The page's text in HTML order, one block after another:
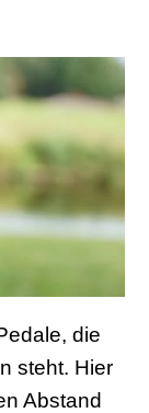
die
steht. Hier
Abstand